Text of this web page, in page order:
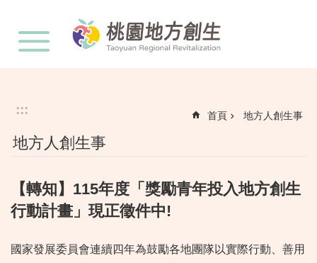
::: 首頁 地方人創生事
地方人創生事
【轉知】115年度「獎勵青年投入地方創生
行動計畫」現正徵件中!
國家發展委員會連續四年為鼓勵各地團隊以實際行動、善用